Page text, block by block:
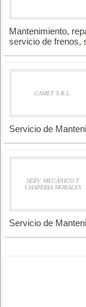
Mantenimiento,
servicio de frenos,
CAMET S.R.L.
Servicio de
SERV. MECÁNICO Y
CHAPERIA MORALES
Servicio de